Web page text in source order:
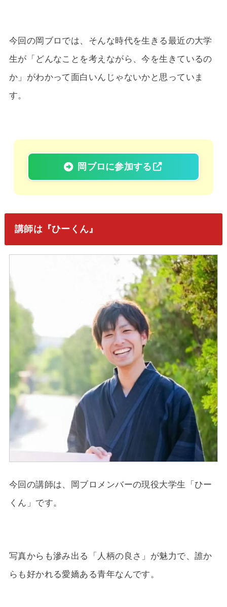
今回の岡ブロでは、そんな時代を生きる最近の大学
生が「どんなことを考えながら、今を生きているの
か」がわかって面白いんじゃないかと思っていま
す。
岡ブロに参加する
講師は『ひーくん』
今回の講師は、岡ブロメンバーの現役大学生「ひー
くん」です。
写真からも滲み出る「人柄の良さ」が魅力で、誰か
らも好かれる愛嬌ある青年なんです。